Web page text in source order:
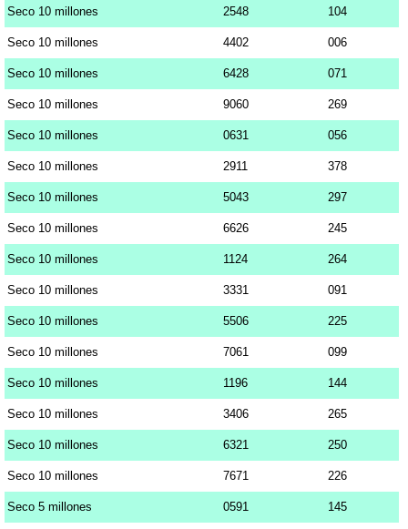
Seco 10 millones 2548 104
Seco 10 millones 4402 006
Seco 10 millones 6428 071
Seco 10 millones 9060 269
Seco 10 millones 0631 056
Seco 10 millones 2911 378
Seco 10 millones 5043 297
Seco 10 millones 6626 245
Seco 10 millones 1124 264
Seco 10 millones 3331 091
Seco 10 millones 5506 225
Seco 10 millones 7061 099
Seco 10 millones 1196 144
Seco 10 millones 3406 265
Seco 10 millones 6321 250
Seco 10 millones 7671 226
Seco 5 millones 0591 145